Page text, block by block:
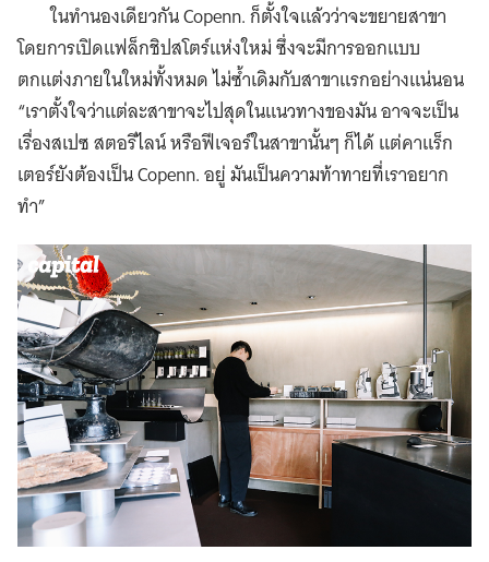
ในทำนองเดียวกัน Copenn. ก็ตั้งใจแล้วว่าจะขยายสาขา
โดยการเปิดแฟล็กชิปสโตร์แห่งใหม่ ซึ่งจะมีการออกแบบ
ตกแต่งภายในใหม่ทั้งหมด ไม่ซ้ำเดิมกับสาขาแรกอย่างแน่นอน
“เราตั้งใจว่าแต่ละสาขาจะไปสุดในแนวทางของมัน อาจจะเป็น
เรื่องสเปซ สตอรีไลน์ หรือฟีเจอร์ในสาขานั้นๆ ก็ได้ แต่คาแร็ก
เตอร์ยังต้องเป็น Copenn. อยู่ มันเป็นความท้าทายที่เราอยาก
ทำ”